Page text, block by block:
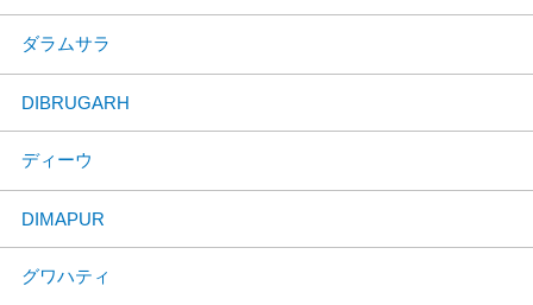
ダラムサラ
DIBRUGARH
ディーウ
DIMAPUR
グワハティ